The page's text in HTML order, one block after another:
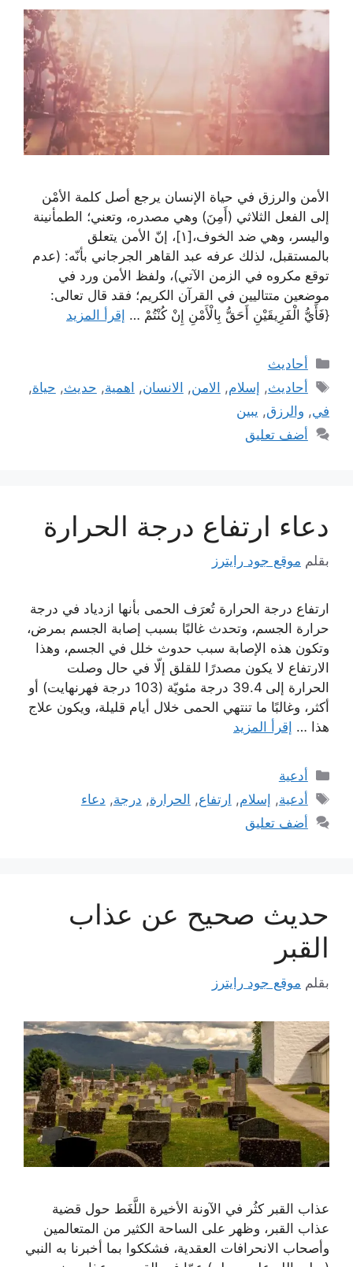
الأمن والرزق في حياة الإنسان يرجع أصل كلمة الأمْن
إلى الفعل الثلاثي (أَمِنَ) وهي مصدره، وتعني؛ الطمأنينة
واليسر، وهي ضد الخوف،[١]، إنّ الأمن يتعلق
بالمستقبل، لذلك عرفه عبد القاهر الجرجاني بأنّه: (عدم
توقع مكروه في الزمن الآتي)، ولفظ الأمن ورد في
موضعين متتاليين في القرآن الكريم؛ فقد قال تعالى:
{فَأَيُّ الْفَرِيقَيْنِ أَحَقُّ بِالْأَمْنِ إِنْ كُنْتُمْ … إقرأ المزيد
التصنيفات
أحاديث
الوسوم
أحاديث, إسلام, الامن, الانسان, اهمية, حديث, حياة,
في, والرزق, يبين
أضف تعليق
دعاء ارتفاع درجة الحرارة
بقلم موقع جود رايترز
ارتفاع درجة الحرارة تُعرَف الحمى بأنها ازدياد في درجة
حرارة الجسم، وتحدث غالبًا بسبب إصابة الجسم بمرض،
وتكون هذه الإصابة سبب حدوث خلل في الجسم، وهذا
الارتفاع لا يكون مصدرًا للقلق إلّا في حال وصلت
الحرارة إلى 39.4 درجة مئويّة (103 درجة فهرنهايت) أو
أكثر، وغالبًا ما تنتهي الحمى خلال أيام قليلة، ويكون علاج
هذا … إقرأ المزيد
التصنيفات
أدعية
الوسوم
أدعية, إسلام, ارتفاع, الحرارة, درجة, دعاء
أضف تعليق
حديث صحيح عن عذاب
القبر
بقلم موقع جود رايترز
عذاب القبر كثُر في الآونة الأخيرة اللَّغَط حول قضية
عذاب القبر، وظهر على الساحة الكثير من المتعالمين
وأصحاب الانحرافات العقدية، فشككوا بما أخبرنا به النبي